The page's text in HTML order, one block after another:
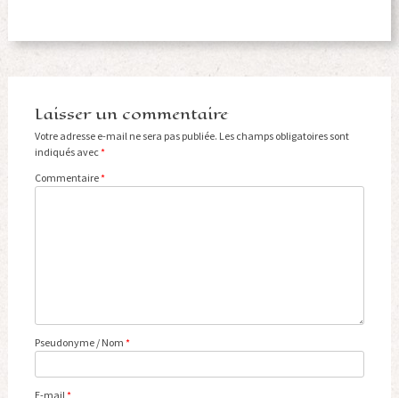
Laisser un commentaire
Votre adresse e-mail ne sera pas publiée. Les champs obligatoires sont
indiqués avec*
Commentaire*
Pseudonyme / Nom *
E-mail *